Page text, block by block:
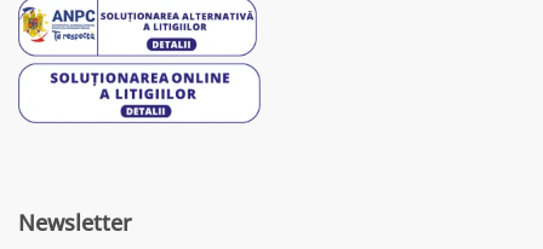
Newsletter